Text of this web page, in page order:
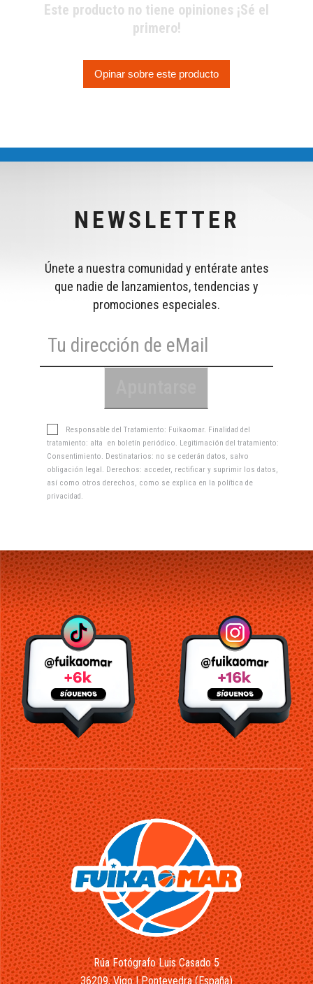
Este producto no tiene opiniones ¡Sé el
primero!
Opinar sobre este producto
NEWSLETTER
Únete a nuestra comunidad y entérate antes
que nadie de lanzamientos, tendencias y
promociones especiales.
Responsable del Tratamiento: Fuikaomar. Finalidad del
tratamiento: alta en boletín periódico. Legitimación del tratamiento:
Consentimiento. Destinatarios: no se cederán datos, salvo
obligación legal. Derechos: acceder, rectificar y suprimir los datos,
así como otros derechos, como se explica en la política de
privacidad
Rúa Fotógrafo Luis Casado 5
36209, Vigo | Pontevedra (España)